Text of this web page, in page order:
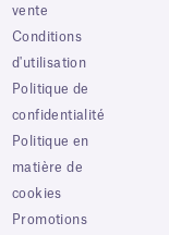
vente
Conditions
d'utilisation
Politique de
confidentialité
Politique en
matière de
cookies
Promotions